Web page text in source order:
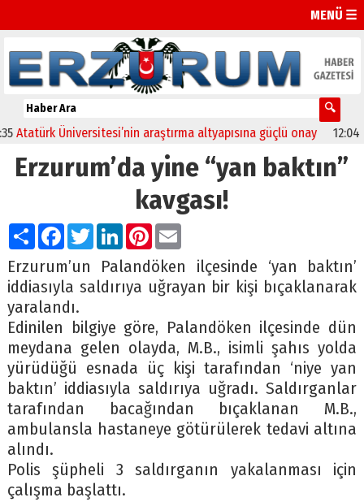
MENÜ ☰
Üniversitesi’nin araştırma altyapısına güçlü onay 12:04
Erzurum’da yine “yan baktın”
kavgası!
PaylaşFacebook
TwitterLinkedIn
Pinterest
Email
Erzurum’un Palandöken ilçesinde ‘yan baktın’
iddiasıyla saldırıya uğrayan bir kişi bıçaklanarak
yaralandı.
Edinilen bilgiye göre, Palandöken ilçesinde dün
meydana gelen olayda, M.B., isimli şahıs yolda
yürüdüğü esnada üç kişi tarafından ‘niye yan
baktın’ iddiasıyla saldırıya uğradı. Saldırganlar
tarafından bacağından bıçaklanan M.B.,
ambulansla hastaneye götürülerek tedavi altına
alındı.
Polis şüpheli 3 saldırganın yakalanması için
çalışma başlattı.